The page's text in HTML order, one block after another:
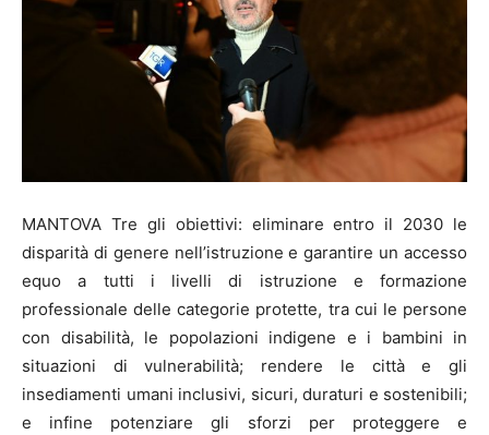
MANTOVA Tre gli obiettivi: eliminare entro il 2030 le
disparità di genere nell’istruzione e garantire un accesso
equo a tutti i livelli di istruzione e formazione
professionale delle categorie protette, tra cui le persone
con disabilità, le popolazioni indigene e i bambini in
situazioni di vulnerabilità; rendere le città e gli
insediamenti umani inclusivi, sicuri, duraturi e sostenibili;
e infine potenziare gli sforzi per proteggere e